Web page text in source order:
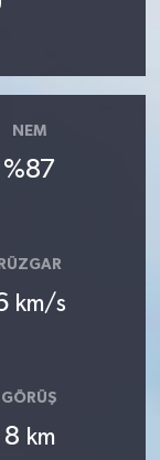
NEM
%87
RÜZGAR
km/s
GÖRÜŞ
8 km